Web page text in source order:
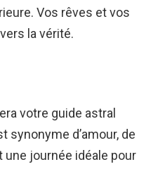
Vos rêves et vos
la vérité.
votre guide astral
synonyme d’amour, de
une journée idéale pour